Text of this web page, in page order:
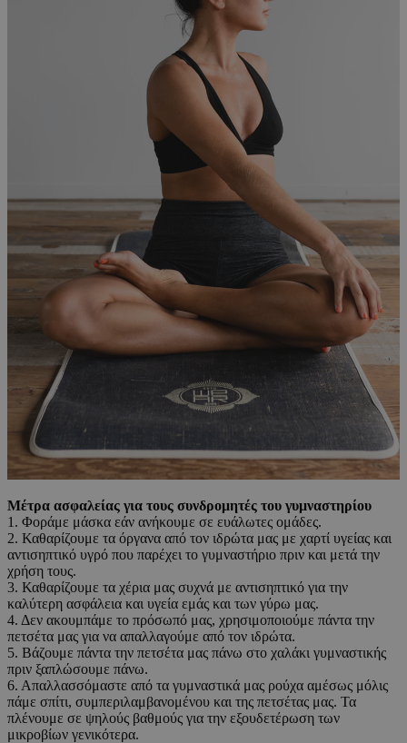
Μέτρα ασφαλείας για τους συνδρομητές του γυμναστηρίου
1. Φοράμε μάσκα εάν ανήκουμε σε ευάλωτες ομάδες.
2. Καθαρίζουμε τα όργανα από τον ιδρώτα μας με χαρτί υγείας και
αντισηπτικό υγρό που παρέχει το γυμναστήριο πριν και μετά την
χρήση τους.
3. Καθαρίζουμε τα χέρια μας συχνά με αντισηπτικό για την
καλύτερη ασφάλεια και υγεία εμάς και των γύρω μας.
4. Δεν ακουμπάμε το πρόσωπό μας, χρησιμοποιούμε πάντα την
πετσέτα μας για να απαλλαγούμε από τον ιδρώτα.
5. Βάζουμε πάντα την πετσέτα μας πάνω στο χαλάκι γυμναστικής
πριν ξαπλώσουμε πάνω.
6. Απαλλασσόμαστε από τα γυμναστικά μας ρούχα αμέσως μόλις
πάμε σπίτι, συμπεριλαμβανομένου και της πετσέτας μας. Τα
πλένουμε σε ψηλούς βαθμούς για την εξουδετέρωση των
μικροβίων γενικότερα.